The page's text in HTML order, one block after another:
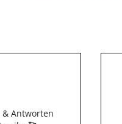
Antworten